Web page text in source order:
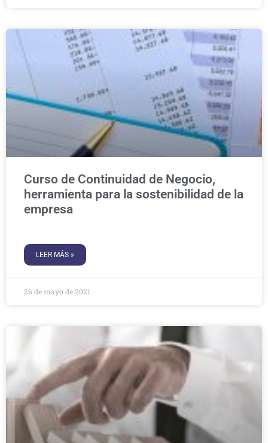
Curso de Continuidad de Negocio,
herramienta para la sostenibilidad de la
empresa
LEER MÁS »
26 de mayo de 2021